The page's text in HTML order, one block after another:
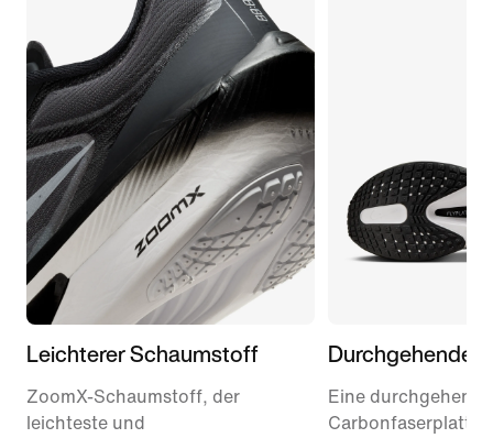
Leichterer Schaumstoff
ZoomX-Schaumstoff, der
leichteste und
Durchgehende
Eine durchgehende
Carbonfaserplatte